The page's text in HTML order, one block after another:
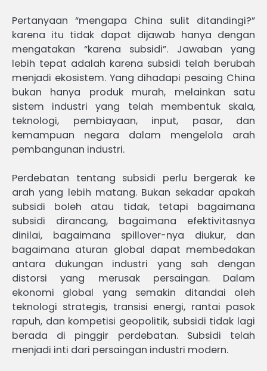
Pertanyaan “mengapa China sulit ditandingi?”
karena itu tidak dapat dijawab hanya dengan
mengatakan “karena subsidi”. Jawaban yang
lebih tepat adalah karena subsidi telah berubah
menjadi ekosistem. Yang dihadapi pesaing China
bukan hanya produk murah, melainkan satu
sistem industri yang telah membentuk skala,
teknologi, pembiayaan, input, pasar, dan
kemampuan negara dalam mengelola arah
pembangunan industri.
Perdebatan tentang subsidi perlu bergerak ke
arah yang lebih matang. Bukan sekadar apakah
subsidi boleh atau tidak, tetapi bagaimana
subsidi dirancang, bagaimana efektivitasnya
dinilai, bagaimana spillover-nya diukur, dan
bagaimana aturan global dapat membedakan
antara dukungan industri yang sah dengan
distorsi yang merusak persaingan. Dalam
ekonomi global yang semakin ditandai oleh
teknologi strategis, transisi energi, rantai pasok
rapuh, dan kompetisi geopolitik, subsidi tidak lagi
berada di pinggir perdebatan. Subsidi telah
menjadi inti dari persaingan industri modern.